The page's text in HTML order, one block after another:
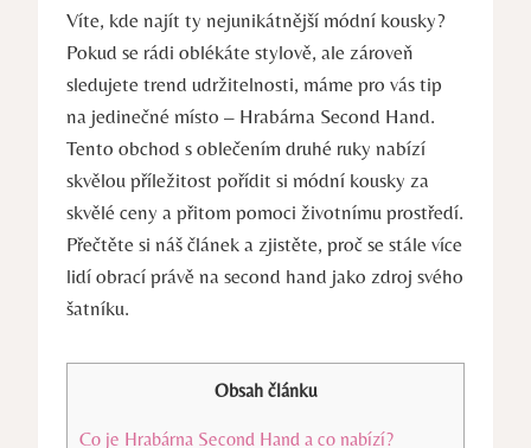
Víte, kde najít ty nejunikátnější módní kousky?
Pokud se rádi oblékáte stylově, ale zároveň
sledujete trend udržitelnosti, máme pro vás tip
na jedinečné místo – Hrabárna Second Hand.
Tento obchod s oblečením druhé ruky nabízí
skvělou příležitost pořídit si módní kousky za
skvělé ceny a přitom pomoci životnímu prostředí.
Přečtěte si náš článek a zjistěte, proč se stále více
lidí obrací právě na second hand jako zdroj svého
šatníku.
Obsah článku
Co je Hrabárna Second Hand a co nabízí?